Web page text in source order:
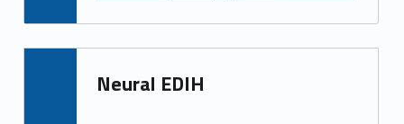
Neural EDIH